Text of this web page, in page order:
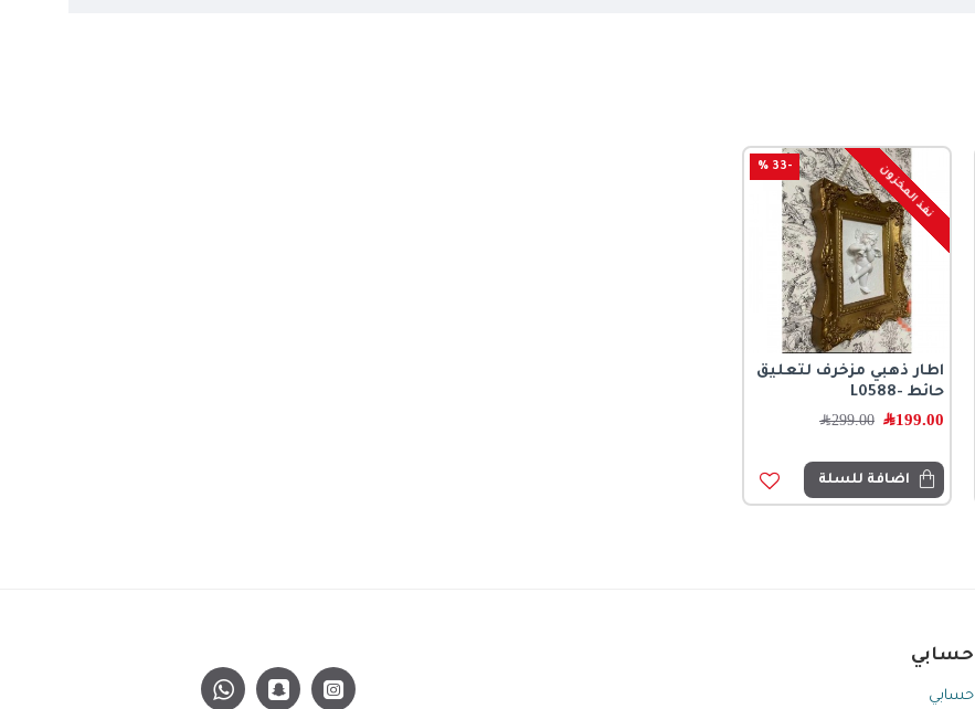
-33 % نفذ المخزون
اطار ذهبي مزخرف لتعليق
حائط -L0588
199.00﷼ 299.00﷼
اضافة للسلة
حسابي
حسابي